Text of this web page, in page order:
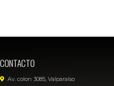
CONTACTO
Av. colon 3085, Valparaíso